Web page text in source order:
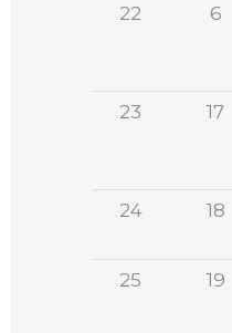
22 6
23 17
24 18
25 19